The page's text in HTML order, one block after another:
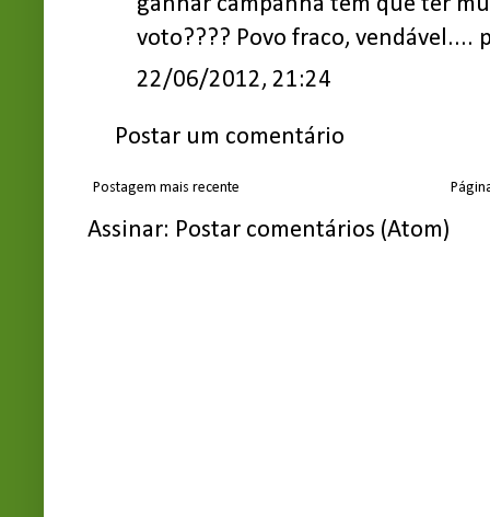
ganhar campanha tem que ter
voto???? Povo fraco, vendável....
22/06/2012, 21:24
Postar um comentário
Postagem mais recente
Assinar: Postar comentários (Atom)